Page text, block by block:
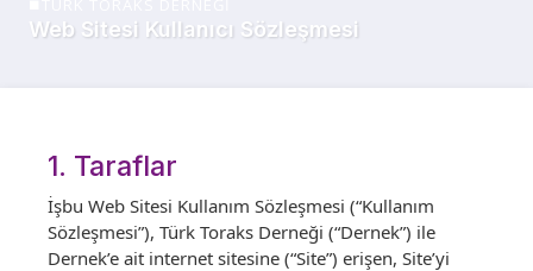
Web Sitesi Kullanıcı Sözleşmesi
1. Taraflar
İşbu Web Sitesi Kullanım Sözleşmesi (“Kullanım
Sözleşmesi”), Türk Toraks Derneği (“Dernek”) ile
Dernek’e ait internet sitesine (“Site”) erişen, Site’yi